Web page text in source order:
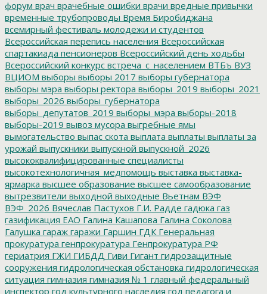
форум врач врачебные ошибки врачи вредные привычки
временные трубопроводы Время Биробиджана
всемирный фестиваль молодежи и студентов
Всероссийская перепись населения Всероссийская
спартакиада пенсионеров Всероссийский день ходьбы
Всероссийский конкурс встреча_с_населением ВТБъ ВУЗ
ВЦИОМ выборы выборы 2017 выборы губернатора
выборы мэра выборы ректора выборы_2019 выборы_2021
выборы_2026 выборы_губернатора
выборы_депутатов_2019 выборы_мэра выборы-2018
выборы-2019 вывоз мусора выгребные ямы
вымогательство выпас скота выплата выплаты выплаты за
урожай выпускники выпускной выпускной_2026
высококвалифицированные специалисты
высокотехнологичная_медпомощь выставка выставка-
ярмарка высшее образование высшее самообразование
вытрезвители выходной выходные Вьетнам ВЭФ
ВЭФ_2026 Вячеслав Пастухов Г.И. Радде гадюка газ
газификация ЕАО Галина Кашапова Галина Соколова
Галушка гараж гаражи Гаршин ГДК Генеральная
прокуратура генпрокуратура Генпрокуратура РФ
гериатрия ГЖИ ГИБДД Гиви Гигант гидрозащитные
сооружения гидрологическая обстановка гидрологическая
ситуация гимназия гимназия № 1 главный федеральный
инспектор год культурного наследия год педагога и